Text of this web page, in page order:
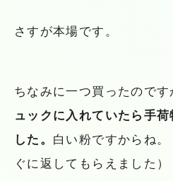
さすが本場です。
ちなみに一つ買ったのです
ュックに入れていたら手
した。 白い粉ですからね
ぐに返してもらえました）